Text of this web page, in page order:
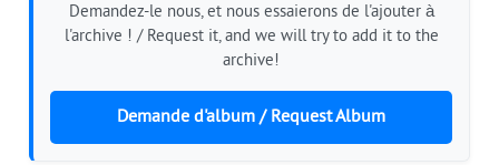
Demandez-le nous, et nous essaierons de l'ajouter à
l'archive ! / Request it, and we will try to add it to the
archive!
Demande d'album / Request Album